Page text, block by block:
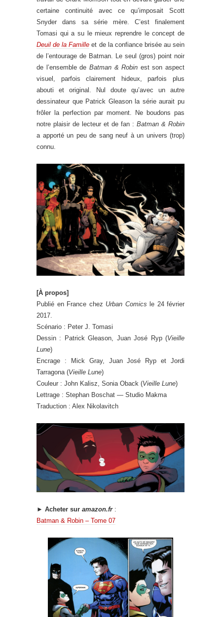
certaine continuité avec ce qu’imposait Scott
Snyder dans sa série mère. C’est finalement
Tomasi qui a su le mieux reprendre le concept de
Deuil de la Famille et de la confiance brisée au sein
de l’entourage de Batman. Le seul (gros) point noir
de l’ensemble de Batman & Robin est son aspect
visuel, parfois clairement hideux, parfois plus
abouti et original. Nul doute qu’avec un autre
dessinateur que Patrick Gleason la série aurait pu
frôler la perfection par moment. Ne boudons pas
notre plaisir de lecteur et de fan : Batman & Robin
a apporté un peu de sang neuf à un univers (trop)
connu.
[À propos]
Publié en France chez Urban Comics le 24 février
2017.
Scénario : Peter J. Tomasi
Dessin : Patrick Gleason, Juan José Ryp (Vieille
Lune)
Encrage : Mick Gray, Juan José Ryp et Jordi
Tarragona (Vieille Lune)
Couleur : John Kalisz, Sonia Oback (Vieille Lune)
Lettrage : Stephan Boschat — Studio Makma
Traduction : Alex Nikolavitch
► Acheter sur amazon.fr:
Batman & Robin – Tome 07